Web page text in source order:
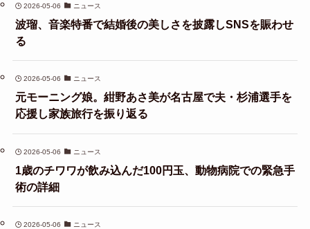
2026-05-06 ニュース
波瑠、音楽特番で結婚後の美しさを披露しSNSを賑わせ
る
2026-05-06 ニュース
元モーニング娘。紺野あさ美が名古屋で夫・杉浦選手を
応援し家族旅行を振り返る
2026-05-06 ニュース
1歳のチワワが飲み込んだ100円玉、動物病院での緊急手
術の詳細
2026-05-06 ニュース